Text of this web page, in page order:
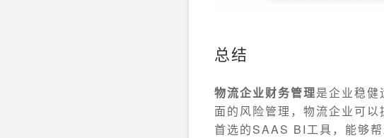
总结
物流企业财务管理是企业稳
面的风险管理，物流企业可
首选的SAAS BI工具，能够